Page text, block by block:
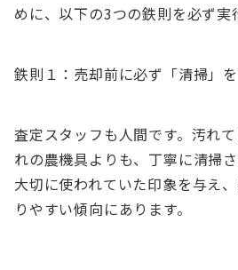
めに、以下の3つの鉄則を必ず実
鉄則１：売却前に必ず「清掃」
査定スタッフも人間です。汚れ
れの農機具よりも、丁寧に清掃
大切に使われていた印象を与え
りやすい傾向にあります。